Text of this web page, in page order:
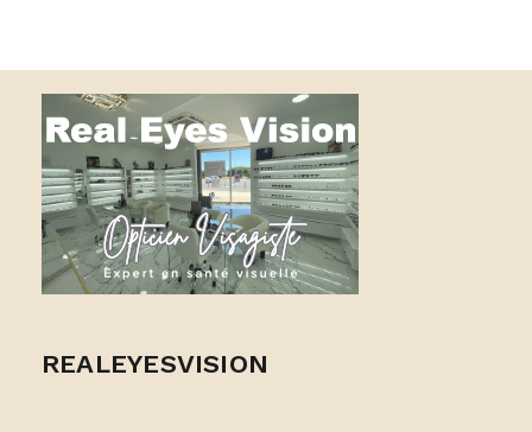
REALEYESVISION